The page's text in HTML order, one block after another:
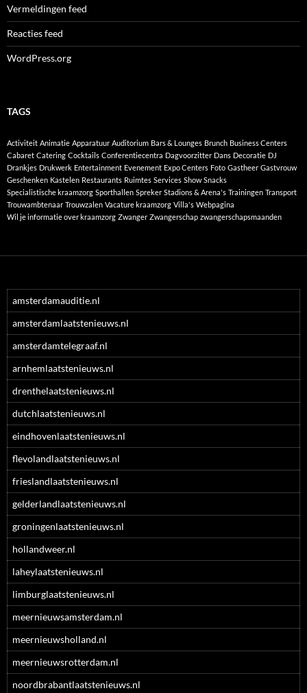
Vermeldingen feed
Reacties feed
WordPress.org
TAGS
Activiteit Animatie Apparatuur Auditorium Bars & Lounges Brunch Business Centers
Cabaret Catering Cocktails Conferentiecentra Dagvoorzitter Dans Decoratie DJ
Drankjes Drukwerk Entertainment Evenement Expo Centers Foto Gastheer Gastvrouw
Geschenken Kastelen Restaurants Ruimtes Services Show Snacks
Specialistische kraamzorg Sporthallen Spreker Stadions & Arena's Trainingen Transport
Trouwambtenaar Trouwzalen Vacature kraamzorg Villa's Webpagina
Wil je informatie over kraamzorg Zwanger Zwangerschap zwangerschapsmaanden
amsterdamauditie.nl
amsterdamlaatstenieuws.nl
amsterdamtelegraaf.nl
arnhemlaatstenieuws.nl
drenthelaatstenieuws.nl
dutchlaatstenieuws.nl
eindhovenlaatstenieuws.nl
flevolandlaatstenieuws.nl
frieslandlaatstenieuws.nl
gelderlandlaatstenieuws.nl
groningenlaatstenieuws.nl
hollandweer.nl
laheylaatstenieuws.nl
limburglaatstenieuws.nl
meernieuwsamsterdam.nl
meernieuwsholland.nl
meernieuwsrotterdam.nl
noordbrabantlaatstenieuws.nl